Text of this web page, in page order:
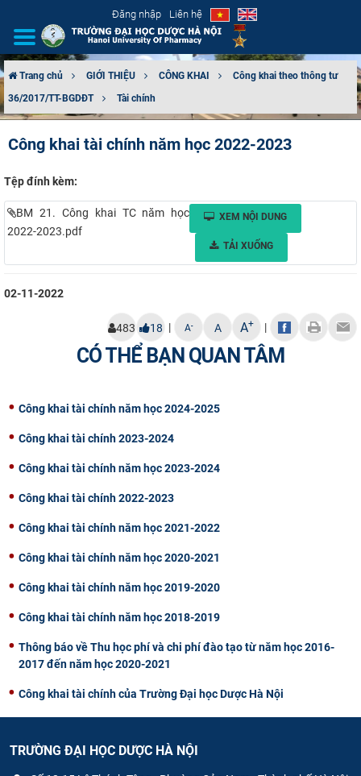
Đăng nhập Liên hệ
GIỚI THIỆU
CƠ CẤU TỔ CHỨC
TUYỂN SINH
ĐÀO TẠO
ĐẢM BẢO CHẤT LƯỢNG
KHOA HỌC CÔNG NGHỆ
Trang chủ GIỚI THIỆU CÔNG KHAI
Công khai theo thông tư
36/2017/TT-BGDĐT
Tài chính
Công khai tài chính năm học 2022-2023
Tệp đính kèm:
BM 21. Công khai TC năm học
2022-2023.pdf
XEM NỘI DUNG
TẢI XUỐNG
02-11-2022
483 18 | A- A A+ |
CÓ THỂ BẠN QUAN TÂM
Công khai tài chính năm học 2024-2025
Công khai tài chính 2023-2024
Công khai tài chính năm học 2023-2024
Công khai tài chính 2022-2023
Công khai tài chính năm học 2021-2022
Công khai tài chính năm học 2020-2021
Công khai tài chính năm học 2019-2020
Công khai tài chính năm học 2018-2019
Thông báo về Thu học phí và chi phí đào tạo từ năm học 2016-
2017 đến năm học 2020-2021​
Công khai tài chính của Trường Đại học Dược Hà Nội
TRƯỜNG ĐẠI HỌC DƯỢC HÀ NỘI